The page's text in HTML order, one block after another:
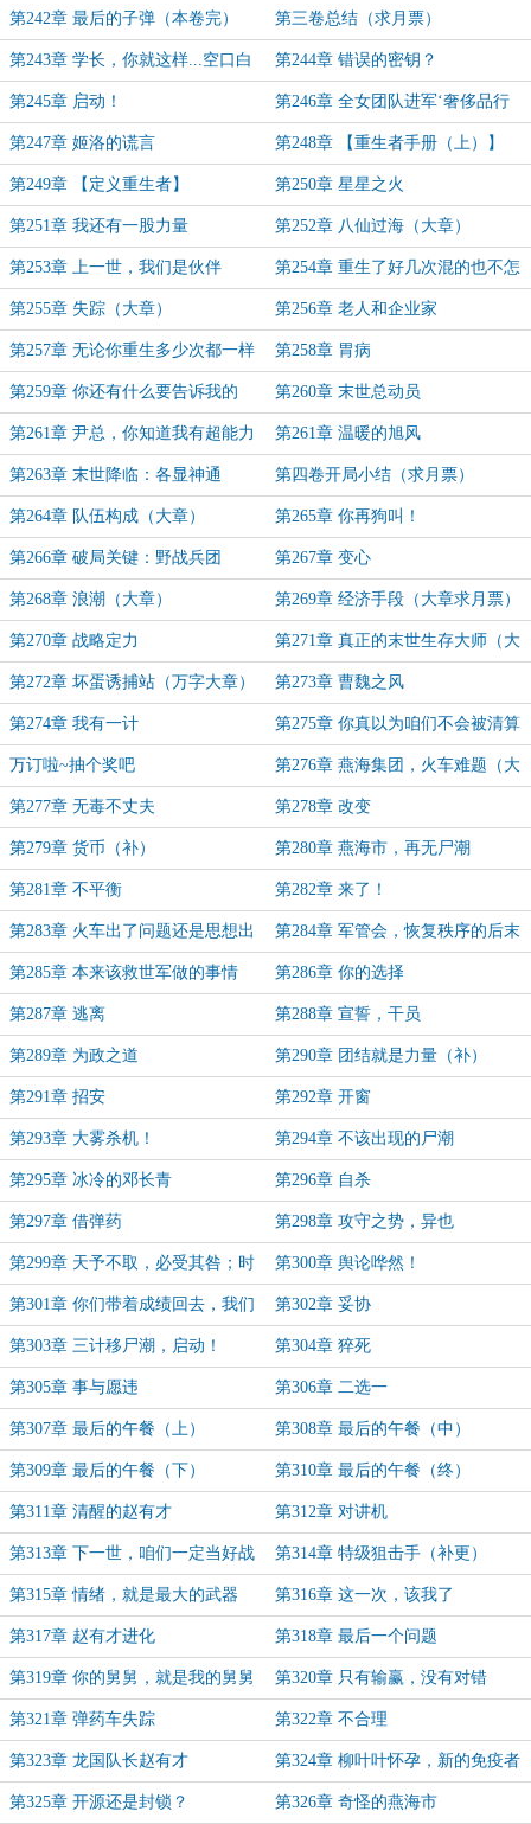
第242章 最后的子弹（本卷完） 第三卷总结（求月票）
第243章 学长，你就这样...空口白
牙跟女孩子表白吗？
第244章 错误的密钥？
第245章 启动！ 第246章 全女团队进军‘奢侈品行
业’
第247章 姬洛的谎言 第248章 【重生者手册（上）】
第249章 【定义重生者】 第250章 星星之火
第251章 我还有一股力量 第252章 八仙过海（大章）
第253章 上一世，我们是伙伴 第254章 重生了好几次混的也不怎
么样
第255章 失踪（大章） 第256章 老人和企业家
第257章 无论你重生多少次都一样 第258章 胃病
第259章 你还有什么要告诉我的
吗？（大章）
第260章 末世总动员
第261章 尹总，你知道我有超能力
吗？
第261章 温暖的旭风
第263章 末世降临：各显神通 第四卷开局小结（求月票）
第264章 队伍构成（大章） 第265章 你再狗叫！
第266章 破局关键：野战兵团 第267章 变心
第268章 浪潮（大章） 第269章 经济手段（大章求月票）
第270章 战略定力 第271章 真正的末世生存大师（大
章）
第272章 坏蛋诱捕站（万字大章） 第273章 曹魏之风
第274章 我有一计 第275章 你真以为咱们不会被清算
是吧？
万订啦~抽个奖吧 第276章 燕海集团，火车难题（大
章）
第277章 无毒不丈夫 第278章 改变
第279章 货币（补） 第280章 燕海市，再无尸潮
第281章 不平衡 第282章 来了！
第283章 火车出了问题还是思想出
了问题？
第284章 军管会，恢复秩序的后末
世时代？
第285章 本来该救世军做的事情 第286章 你的选择
第287章 逃离 第288章 宣誓，干员
第289章 为政之道 第290章 团结就是力量（补）
第291章 招安 第292章 开窗
第293章 大雾杀机！ 第294章 不该出现的尸潮
第295章 冰冷的邓长青 第296章 自杀
第297章 借弹药 第298章 攻守之势，异也
第299章 天予不取，必受其咎；时
至不行，反受其殃
第300章 舆论哗然！
第301章 你们带着成绩回去，我们
扛下来
第302章 妥协
第303章 三计移尸潮，启动！ 第304章 猝死
第305章 事与愿违 第306章 二选一
第307章 最后的午餐（上） 第308章 最后的午餐（中）
第309章 最后的午餐（下） 第310章 最后的午餐（终）
第311章 清醒的赵有才 第312章 对讲机
第313章 下一世，咱们一定当好战
友
第314章 特级狙击手（补更）
第315章 情绪，就是最大的武器 第316章 这一次，该我了
第317章 赵有才进化 第318章 最后一个问题
第319章 你的舅舅，就是我的舅舅 第320章 只有输赢，没有对错
第321章 弹药车失踪 第322章 不合理
第323章 龙国队长赵有才 第324章 柳叶叶怀孕，新的免疫者
第325章 开源还是封锁？ 第326章 奇怪的燕海市